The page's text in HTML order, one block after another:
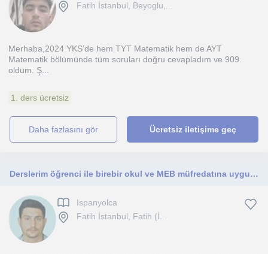
Fatih İstanbul, Beyoglu,...
Merhaba,2024 YKS’de hem TYT Matematik hem de AYT
Matematik bölümünde tüm soruları doğru cevapladım ve 909.
oldum. Ş...
1. ders ücretsiz
daha fazlasını gör Ücretsiz iletişime geç
Derslerim öğrenci ile birebir okul ve MEB müfredatına uygun şekilde olucak.
Ispanyolca
Fatih İstanbul, Fatih (İ...